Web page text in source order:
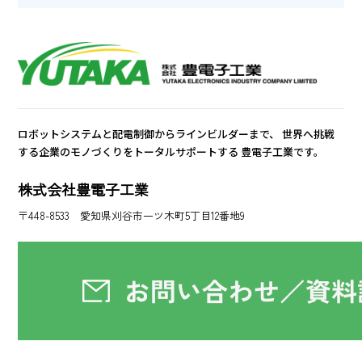
ロボットシステムと配電制御からラインビルダーまで、 世界へ挑戦
する企業のモノづくりをトータルサポートする 豊電子工業です。
株式会社豊電子工業
〒448-8533 愛知県刈谷市一ツ木町5丁目12番地9